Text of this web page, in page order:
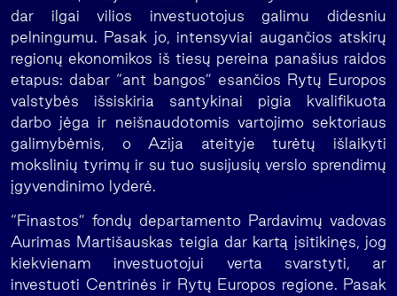
dar ilgai vilios investuotojus galimu didesniu
pelningumu. Pasak jo, intensyviai augančios atskirų
regionų ekonomikos iš tiesų pereina panašius raidos
etapus: dabar “ant bangos” esančios Rytų Europos
valstybės išsiskiria santykinai pigia kvalifikuota
darbo jėga ir neišnaudotomis vartojimo sektoriaus
galimybėmis, o Azija ateityje turėtų išlaikyti
mokslinių tyrimų ir su tuo susijusių verslo sprendimų
įgyvendinimo lyderė.
“Finastos” fondų departamento Pardavimų vadovas
Aurimas Martišauskas teigia dar kartą įsitikinęs, jog
kiekvienam investuotojui verta svarstyti, ar
investuoti Centrinės ir Rytų Europos regione. Pasak